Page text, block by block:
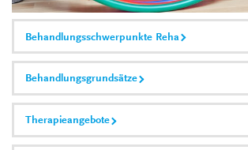
Behandlungsschwerpunkte Reha
Behandlungsgrundsätze
Therapieangebote